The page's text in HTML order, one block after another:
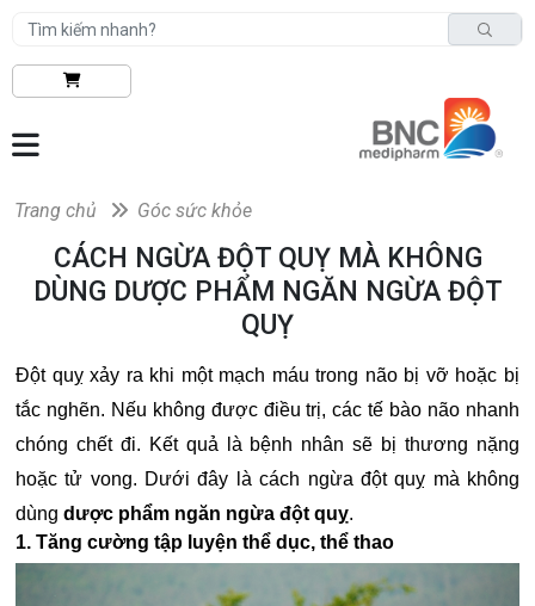
Trang chủ Góc sức khỏe
CÁCH NGỪA ĐỘT QUỴ MÀ KHÔNG
DÙNG DƯỢC PHẨM NGĂN NGỪA ĐỘT
QUỴ
Đột quỵ xảy ra khi một mạch máu trong não bị vỡ hoặc bị
tắc nghẽn. Nếu không được điều trị, các tế bào não nhanh
chóng chết đi. Kết quả là bệnh nhân sẽ bị thương nặng
hoặc tử vong. Dưới đây là cách ngừa đột quỵ mà không
dùng dược phẩm ngăn ngừa đột quỵ.
1. Tăng cường tập luyện thể dục, thể thao